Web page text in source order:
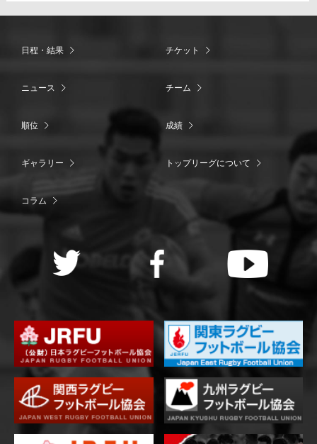
日程・結果 チケット
ニュース チーム
順位 成績
ギャラリー トップリーグについて
コラム